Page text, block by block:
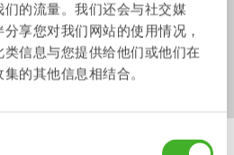
的流量。我们还会与社交媒
享您对我们网站的使用情况，
信息与您提供给他们或他们在
的其他信息相结合。
色按钮联系斯蒂瑞特总部支持。
周五欧洲中部时间07:00-16:00
子邮件回复。